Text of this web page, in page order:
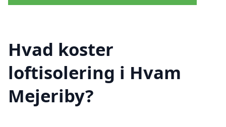
Hvad koster
loftisolering i Hvam
Mejeriby?